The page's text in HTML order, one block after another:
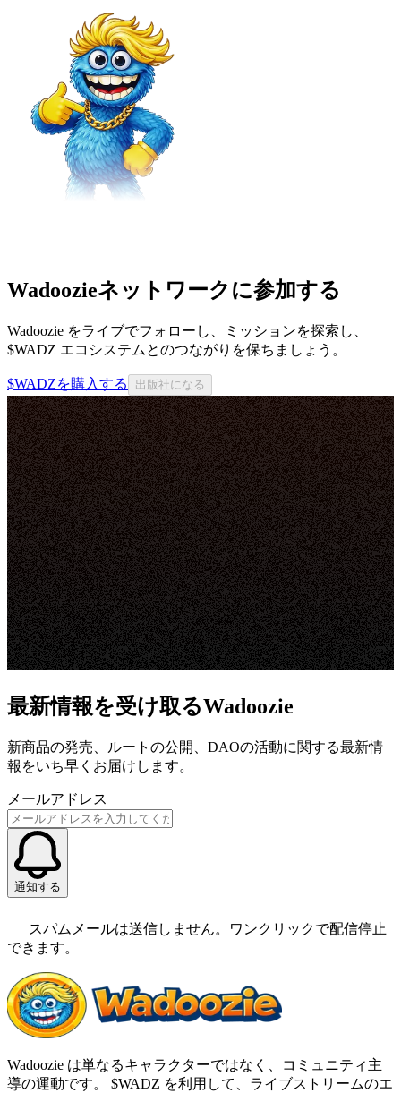
Wadoozieネットワークに参加する
Wadoozie をライブでフォローし、ミッションを探索し、
$WADZ エコシステムとのつながりを保ちましょう。
$WADZを購入する 出版社になる
最新情報を受け取るWadoozie
新商品の発売、ルートの公開、DAOの活動に関する最新情
報をいち早くお届けします。
メールアドレス
通知する
スパムメールは送信しません。ワンクリックで配信停止
できます。
Wadoozie は単なるキャラクターではなく、コミュニティ主
導の運動です。 $WADZ を利用して、ライブストリームのエ